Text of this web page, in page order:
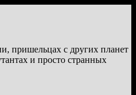
пришельцах с других планет
и просто странных